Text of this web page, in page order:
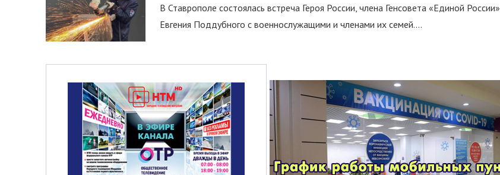
В Ставрополе состоялась встреча Героя России, члена Генсовета «Единой России»
Евгения Поддубного с военнослужащими и членами их семей....